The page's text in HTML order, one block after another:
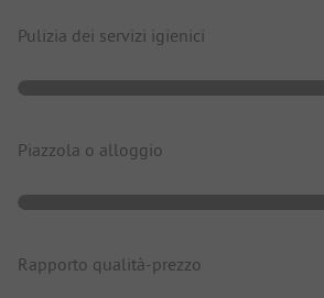
Pulizia dei servizi igienici
Piazzola o alloggio
Rapporto qualità-prezzo